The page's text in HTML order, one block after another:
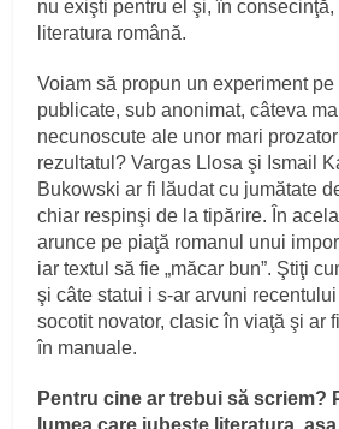
nu exişti pentru el şi, în consecinţă,
literatura română.
Voiam să propun un experiment
publicate, sub anonimat, câteva
necunoscute ale unor mari
rezultatul? Vargas Llosa şi Ismail
Bukowski ar fi lăudat cu jumătate
chiar respinşi de la tipărire. În
arunce pe piaţă romanul unui
iar textul să fie „măcar bun”. Ştiţi
şi câte statui i s-ar arvuni recentului
socotit novator, clasic în viaţă şi ar
în manuale.
Pentru cine ar trebui să scriem?
lumea care iubeşte literatura,